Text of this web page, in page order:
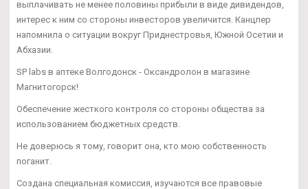
выплачивать не менее половины прибыли в виде дивидендов,
интерес к ним со стороны инвесторов увеличится. Канцлер
напомнила о ситуации вокруг Приднестровья, Южной Осетии и
Абхазии.
SP labs в аптеке Волгодонск - Оксандролон в магазине
Магнитогорск!
Обеспечение жесткого контроля со стороны общества за
использованием бюджетных средств.
Не доверюсь я тому, говорит она, кто мою собственность
поганит.
Создана специальная комиссия, изучаются все правовые